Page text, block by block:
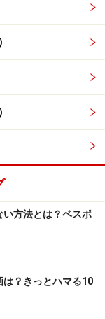
方法とは？ベスポ
は？きっとハマる10